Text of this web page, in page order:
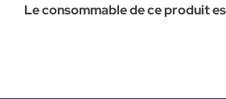
Le consommable de ce produit